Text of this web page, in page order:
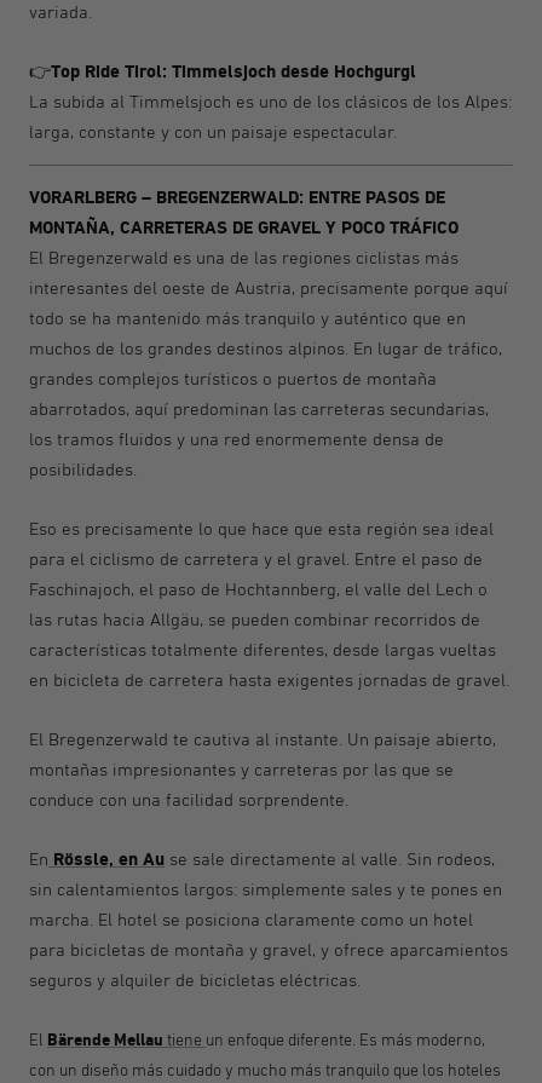
variada.
👉Top Ride Tirol: Timmelsjoch desde Hochgurgl
La subida al Timmelsjoch es uno de los clásicos de los Alpes:
larga, constante y con un paisaje espectacular.
VORARLBERG – BREGENZERWALD: ENTRE PASOS DE
MONTAÑA, CARRETERAS DE GRAVEL Y POCO TRÁFICO
El Bregenzerwald es una de las regiones ciclistas más
interesantes del oeste de Austria, precisamente porque aquí
todo se ha mantenido más tranquilo y auténtico que en
muchos de los grandes destinos alpinos. En lugar de tráfico,
grandes complejos turísticos o puertos de montaña
abarrotados, aquí predominan las carreteras secundarias,
los tramos fluidos y una red enormemente densa de
posibilidades.
Eso es precisamente lo que hace que esta región sea ideal
para el ciclismo de carretera y el gravel. Entre el paso de
Faschinajoch, el paso de Hochtannberg, el valle del Lech o
las rutas hacia Allgäu, se pueden combinar recorridos de
características totalmente diferentes, desde largas vueltas
en bicicleta de carretera hasta exigentes jornadas de gravel.
El Bregenzerwald te cautiva al instante. Un paisaje abierto,
montañas impresionantes y carreteras por las que se
conduce con una facilidad sorprendente.
En Rössle, en Au se sale directamente al valle. Sin rodeos,
sin calentamientos largos: simplemente sales y te pones en
marcha. El hotel se posiciona claramente como un hotel
para bicicletas de montaña y gravel, y ofrece aparcamientos
seguros y alquiler de bicicletas eléctricas.
El Bärende Mellau tiene un enfoque diferente. Es más moderno,
con un diseño más cuidado y mucho más tranquilo que los hoteles